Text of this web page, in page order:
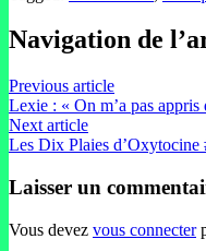
Navigation de
Previous article
Lexie : « On m’a pas appris
Next article
Les Dix Plaies
Laisser un
Vous devez vous connecter